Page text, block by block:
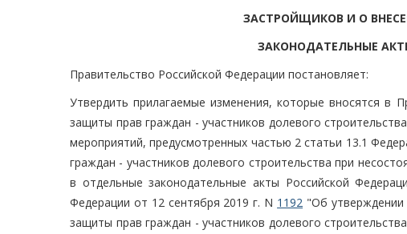
ЗАСТРОЙЩИКОВ И О
ЗАКОНОДАТЕЛЬНЫЕ
Правительство Российской Федерации постановляет:
Утвердить прилагаемые изменения, которые вносятся в
защиты прав граждан - участников долевого
мероприятий, предусмотренных частью 2 статьи 13.1
граждан - участников долевого строительства при
в отдельные законодательные акты Российской
Федерации от 12 сентября 2019 г. N 1192 "Об
защиты прав граждан - участников долевого